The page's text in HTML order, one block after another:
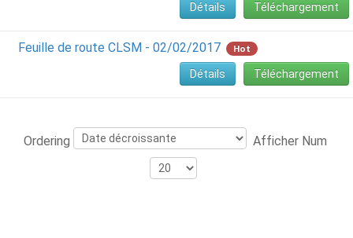
Téléchargement
Détails
Feuille de route CLSM - 02/02/2017 Hot
Téléchargement
Détails
Ordering Afficher Num